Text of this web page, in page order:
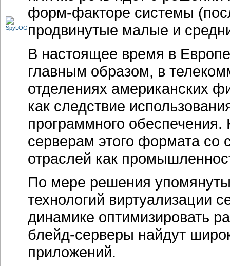
форм-факторе системы
продвинутые малые и
В настоящее время в
главным образом, в
отделениях американских
как следствие
программного
серверам этого формата со
отраслей как
По мере решения
технологий виртуализации
динамике оптимизировать
блейд-серверы найдут
приложений.